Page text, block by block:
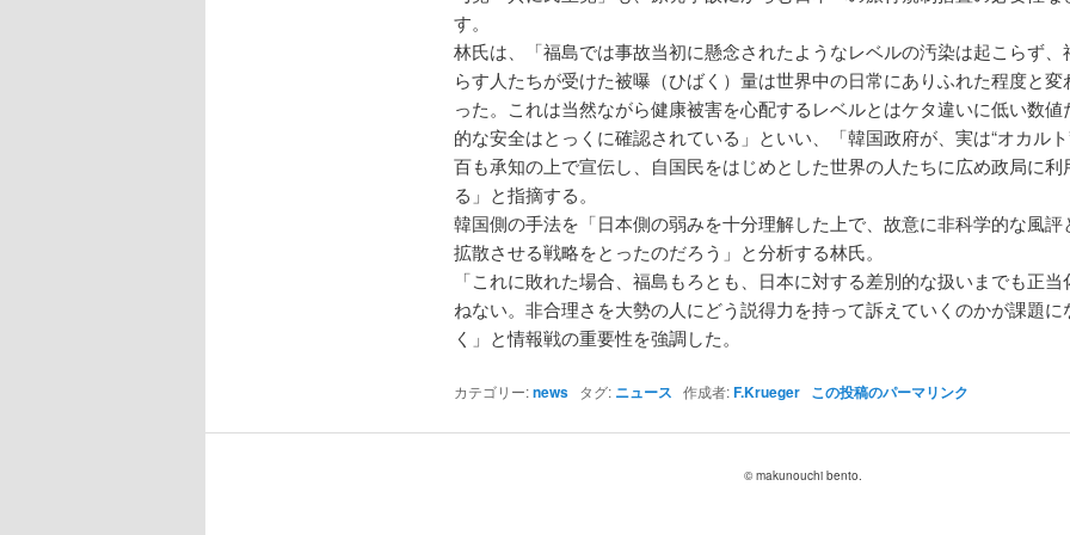
す。
林氏は、「福島では事故当初に懸念されたようなレベルの汚染は起こらず、
らす人たちが受けた被曝（ひばく）量は世界中の日常にありふれた程度と変
った。これは当然ながら健康被害を心配するレベルとはケタ違いに低い数値
的な安全はとっくに確認されている」といい、「韓国政府が、実は“オカル
百も承知の上で宣伝し、自国民をはじめとした世界の人たちに広め政局に利
る」と指摘する。
韓国側の手法を「日本側の弱みを十分理解した上で、故意に非科学的な風評
拡散させる戦略をとったのだろう」と分析する林氏。
「これに敗れた場合、福島もろとも、日本に対する差別的な扱いまでも正当
ねない。非合理さを大勢の人にどう説得力を持って訴えていくのかが課題に
く」と情報戦の重要性を強調した。
カテゴリー:newsタグ: ニュース 作成者:F.Krueger この投稿のパーマリンク
© makunouchi bento.